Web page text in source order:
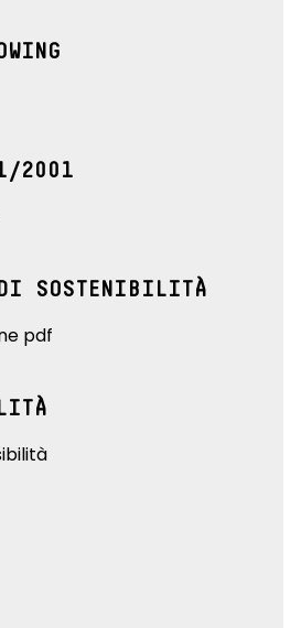
2001
SOSTENIBILITÀ
pdf